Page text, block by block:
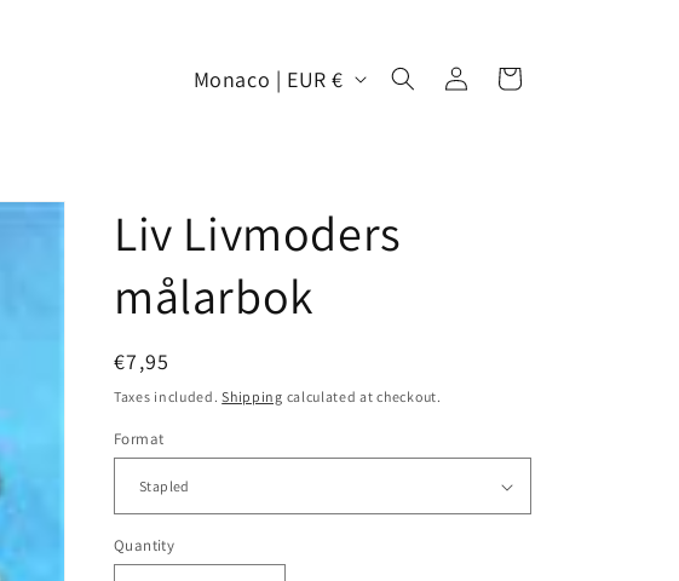
C
t
r
e
g
i
o
n
Monaco | EUR €
in
Cart
Liv Livmoders
målarbok
Regular
price
€7,95
Taxes included.Shipping calculated at checkout.
Format
Quantity